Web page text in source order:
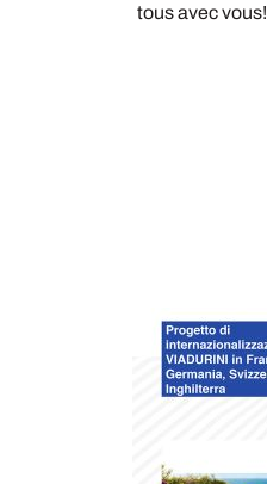
tous avec vous!